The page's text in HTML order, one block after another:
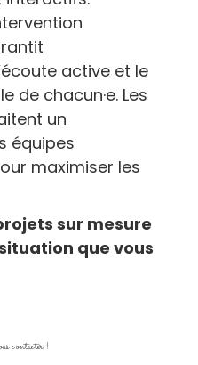
active et le
de chacun·e. Les
un
équipes
maximiser les
sur mesure
que vous
contacter !